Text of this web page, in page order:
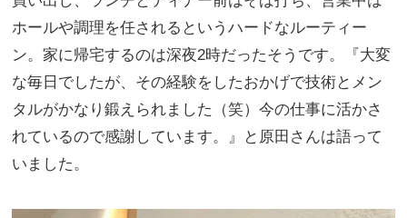
ホールや調理を任されるというハードなルーティー
ン。家に帰宅するのは深夜2時だったそうです。『大変
な毎日でしたが、その経験をしたおかげで技術とメン
タルがかなり鍛えられました（笑）今の仕事に活かさ
れているので感謝しています。』と原田さんは語って
いました。